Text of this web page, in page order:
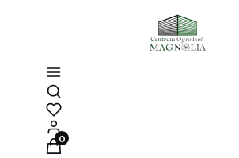
Otwórz wyszukiwarkę
Produkty w koszyku: 0. Zobacz